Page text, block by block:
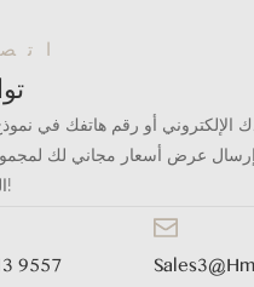
الإلكتروني أو رقم هاتفك في
عرض أسعار مجاني لك
التصميمات لدينا!
9557